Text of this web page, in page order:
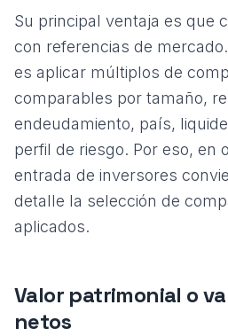
Su principal ventaja es que
con referencias de
es aplicar múltiplos de
comparables por tamaño,
endeudamiento, país,
perfil de riesgo. Por eso, en
entrada de inversores
detalle la selección de
aplicados.
Valor patrimonial o
netos